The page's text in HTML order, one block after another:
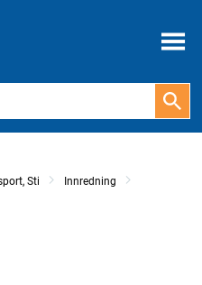
Meny
Sti
Innredning